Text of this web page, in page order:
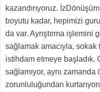
kazandırıyoruz.
boyutu kadar, hepimizi
da var. Ayrıştırma işlemini
sağlamak amacıyla, sokak
istihdam etmeye başladık.
sağlamıyor, aynı zamanda
zorunluluğundan